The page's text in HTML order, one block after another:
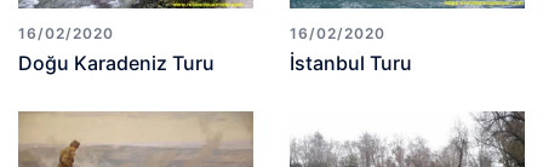
16/02/2020
Doğu Karadeniz Turu
16/02/2020
İstanbul Turu